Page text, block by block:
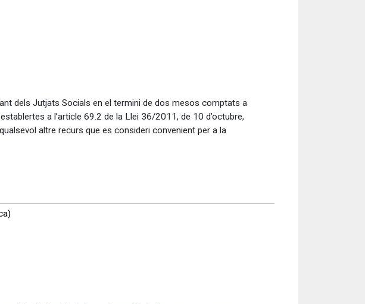
dels Jutjats Socials en el termini de dos mesos comptats a
a l’article 69.2 de la Llei 36/2011, de 10 d’octubre,
altre recurs que es consideri convenient per a la